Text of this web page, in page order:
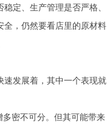
定、生产管理是否严格、
，仍然要看店里的原材料
速发展着，其中一个表现就
多密不可分。但其可能带来